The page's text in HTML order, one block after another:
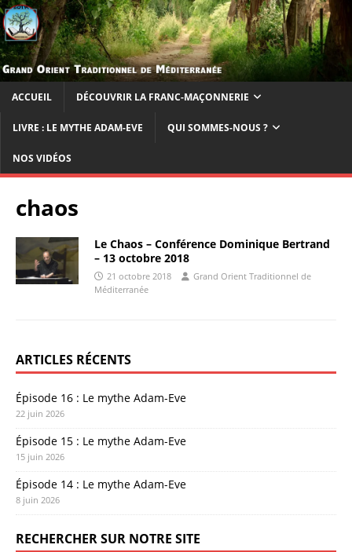
ACCUEIL DÉCOUVRIR LA FRANC-MAÇONNERIE
LIVRE : LE MYTHE ADAM-EVE QUI SOMMES-NOUS ?
NOS VIDÉOS
chaos
Le Chaos – Conférence Dominique Bertrand
– 13 octobre 2018
21 octobre 2018
Grand Orient Traditionnel de
Méditerranée
ARTICLES RÉCENTS
Épisode 16 : Le mythe Adam-Eve
22 juin 2026
Épisode 15 : Le mythe Adam-Eve
15 juin 2026
Épisode 14 : Le mythe Adam-Eve
8 juin 2026
RECHERCHER SUR NOTRE SITE